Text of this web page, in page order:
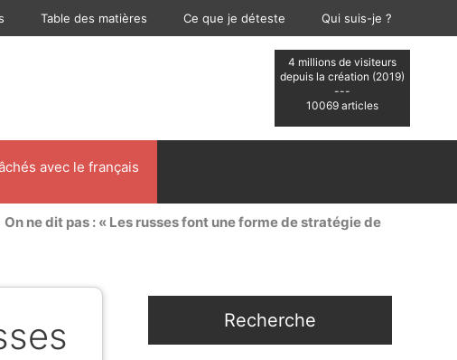
Table des matières Ce que je déteste Qui suis-je ?
4 millions de visiteurs
depuis la création (2019)
---
10069 articles
avec le français
On ne dit pas : « Les russes font une forme de stratégie de
Recherche